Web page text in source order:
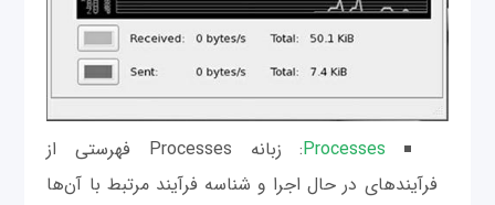
Processes
: زبانه Processes فهرستی از
فرآیندهای در حال اجرا و شناسه فرآیند مرتبط با آن‌ها